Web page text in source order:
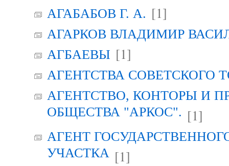
АГАБАБОВ Г. А. [1]
АГАРКОВ ВЛАДИМИР
АГБАЕВЫ [1]
АГЕНТСТВА СОВЕТСКОГО
АГЕНТСТВО, КОНТОРЫ И
ОБЩЕСТВА "АРКОС". [1]
АГЕНТ
УЧАСТКА [1]